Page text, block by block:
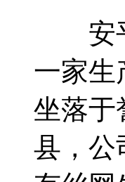
安平
一家生
坐落于
县，公